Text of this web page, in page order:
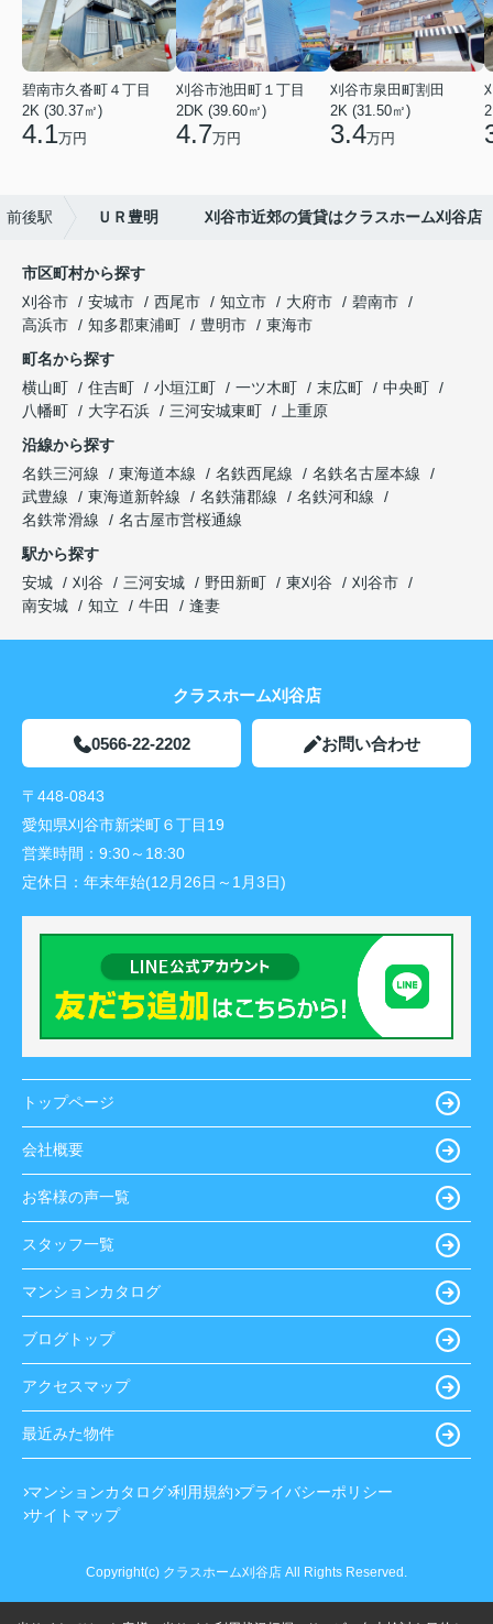
碧南市久沓町４丁目
2K (30.37㎡)
4.1万円
刈谷市池田町１丁目
2DK (39.60㎡)
4.7万円
刈谷市泉田町割田
2K (31.50㎡)
3.4万円
前後駅 ＵＲ豊明 刈谷市近郊の賃貸はクラスホーム刈谷店
市区町村から探す
刈谷市
安城市 西尾市 知立市 大府市
碧南市
高浜市
知多郡東浦町 豊明市
東海市
町名から探す
横山町
住吉町 小垣江町 一ツ木町 末広町
中央町
八幡町
大字石浜 三河安城東町
上重原
沿線から探す
名鉄三河線
東海道本線 名鉄西尾線
名鉄名古屋本線
武豊線
東海道新幹線 名鉄蒲郡線
名鉄河和線
名鉄常滑線
名古屋市営桜通線
駅から探す
安城
刈谷 三河安城 野田新町 東刈谷
刈谷市
南安城
知立 牛田 逢妻
クラスホーム刈谷店
0566-22-2202 お問い合わせ
〒448-0843
愛知県刈谷市新栄町６丁目19
営業時間： 9:30～18:30
定休日： 年末年始(12月26日～1月3日)
トップページ
会社概要
お客様の声一覧
スタッフ一覧
マンションカタログ
ブログトップ
アクセスマップ
最近みた物件
マンションカタログ 利用規約 プライバシーポリシー
サイトマップ
Copyright(c) クラスホーム刈谷店 All Rights Reserved.